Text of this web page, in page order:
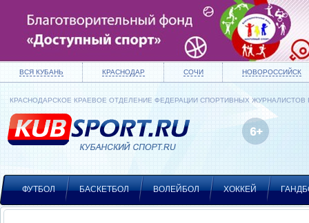
ВСЯ КУБАНЬ КРАСНОДАР СОЧИ НОВОРОССИЙСК
КРАСНОДАРСКОЕ КРАЕВОЕ ОТДЕЛЕНИЕ ФЕДЕРАЦИИ СПОРТИВНЫХ ЖУРНАЛИСТОВ
ФУТБОЛ БАСКЕТБОЛ ВОЛЕЙБОЛ ХОККЕЙ